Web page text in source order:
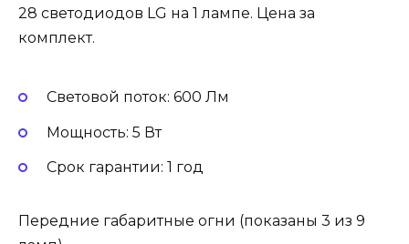
28 светодиодов LG на 1 лампе. Цена за
комплект.
Световой поток: 600 Лм
Мощность: 5 Вт
Cрок гарантии: 1 год
Передние габаритные огни (показаны 3 из 9